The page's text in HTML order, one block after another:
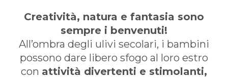
Creatività, natura e fantasia sono
sempre i benvenuti!
All’ombra degli ulivi secolari, i bambini
possono dare libero sfogo al loro estro
con attività divertenti e stimolanti,